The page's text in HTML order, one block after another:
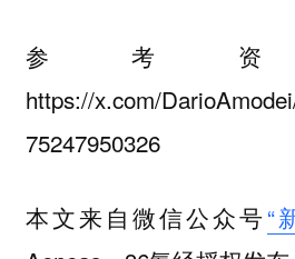
参考
https://x.com/
75247950326
本文来自微信公众号“